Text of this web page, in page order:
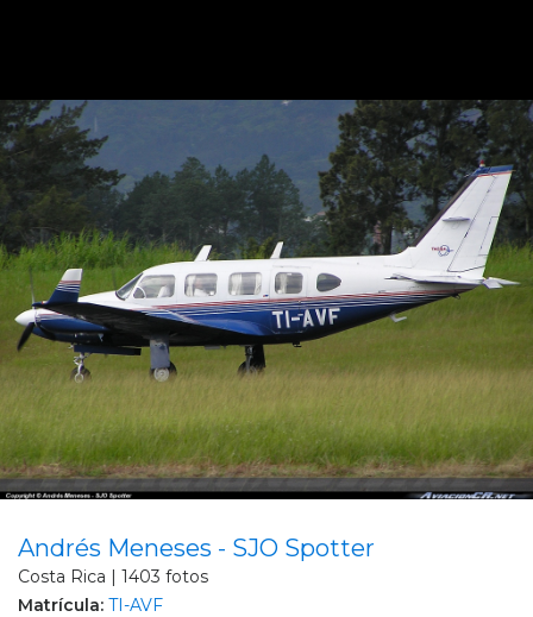
Andrés Meneses - SJO Spotter
Costa Rica | 1403 fotos
Matrícula: TI-AVF